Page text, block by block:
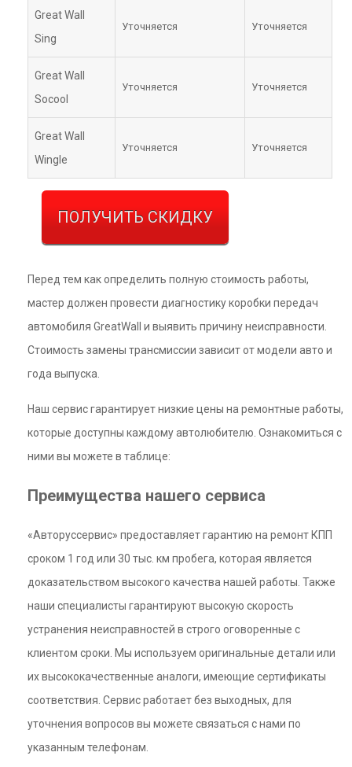
Great Wall
Sing
Уточняется Уточняется
Great Wall
Socool
Уточняется Уточняется
Great Wall
Wingle
Уточняется Уточняется
ПОЛУЧИТЬ СКИДКУ
Перед тем как определить полную стоимость работы,
мастер должен провести диагностику коробки передач
автомобиля GreatWall и выявить причину неисправности.
Стоимость замены трансмиссии зависит от модели авто и
года выпуска.
Наш сервис гарантирует низкие цены на ремонтные работы,
которые доступны каждому автолюбителю. Ознакомиться с
ними вы можете в таблице:
Преимущества нашего сервиса
«Авторуссервис» предоставляет гарантию на ремонт КПП
сроком 1 год или 30 тыс. км пробега, которая является
доказательством высокого качества нашей работы. Также
наши специалисты гарантируют высокую скорость
устранения неисправностей в строго оговоренные с
клиентом сроки. Мы используем оригинальные детали или
их высококачественные аналоги, имеющие сертификаты
соответствия. Сервис работает без выходных, для
уточнения вопросов вы можете связаться с нами по
указанным телефонам.